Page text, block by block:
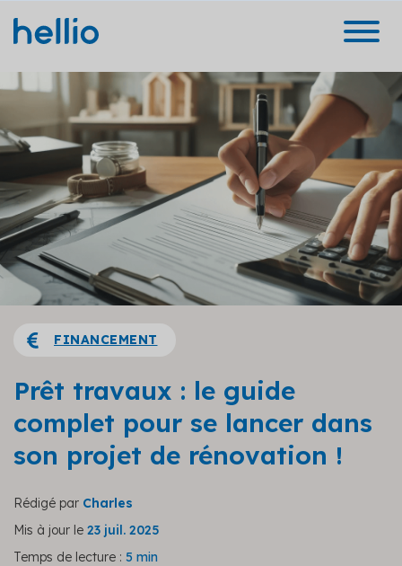
FINANCEMENT
Prêt travaux : le guide
complet pour se lancer dans
son projet de rénovation !
Rédigé par Charles
Mis à jour le 23 juil. 2025
Temps de lecture : 5 min